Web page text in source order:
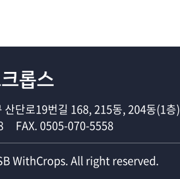
산단로19번길 168, 215동, 204동(1층)
FAX. 0505-070-5558
WithCrops. All right reserved.